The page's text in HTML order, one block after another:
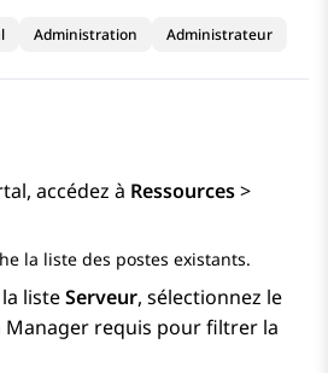
Administration Administrateur
, accédez à Ressources>
la liste des postes existants.
listeServeur, sélectionnez le
Manager requis pour filtrer la